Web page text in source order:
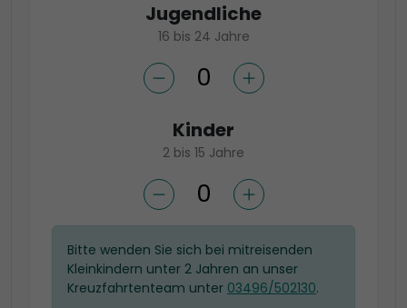
Jugendliche
16 bis 24 Jahre
Kinder
2 bis 15 Jahre
Bitte wenden Sie sich bei mitreisenden
Kleinkindern unter 2 Jahren an unser
Kreuzfahrtenteam unter 03496/502130.